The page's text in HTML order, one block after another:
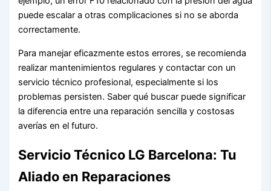
puede escalar a otras complicaciones si no se aborda
correctamente.
Para manejar eficazmente estos errores, se recomienda
realizar mantenimientos regulares y contactar con un
servicio técnico profesional, especialmente si los
problemas persisten. Saber qué buscar puede significar
la diferencia entre una reparación sencilla y costosas
averías en el futuro.
Servicio Técnico LG Barcelona: Tu
Aliado en Reparaciones